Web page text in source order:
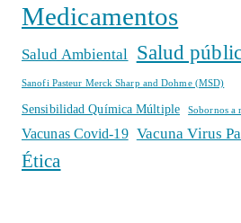
Medicamentos
Salud Ambiental Salud
Sanofi Pasteur Merck Sharp and Dohme (MSD)
Sensibilidad Química Múltiple Sobornos a
Vacunas Covid-19 Vacuna Virus
Ética